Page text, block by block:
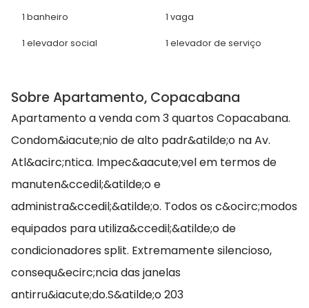
1 banheiro 1 vaga
1 elevador social 1 elevador de serviço
Sobre Apartamento, Copacabana
Apartamento a venda com 3 quartos Copacabana.
Condom&iacute;nio de alto padr&atilde;o na Av.
Atl&acirc;ntica. Impec&aacute;vel em termos de
manuten&ccedil;&atilde;o e
administra&ccedil;&atilde;o. Todos os c&ocirc;modos
equipados para utiliza&ccedil;&atilde;o de
condicionadores split. Extremamente silencioso,
consequ&ecirc;ncia das janelas
antirru&iacute;do.S&atilde;o 203